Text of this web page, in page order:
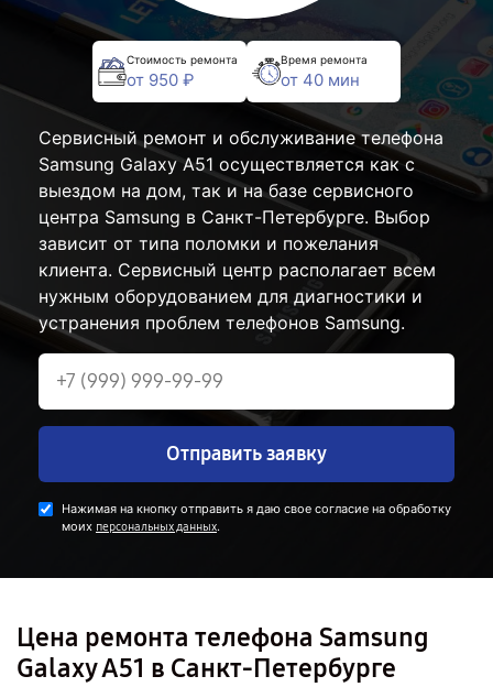
Стоимость ремонта
от 950 ₽
Время ремонта
от 40 мин
Сервисный ремонт и обслуживание телефона
Samsung Galaxy A51 осуществляется как с
выездом на дом, так и на базе сервисного
центра Samsung в Санкт-Петербурге. Выбор
зависит от типа поломки и пожелания
клиента. Сервисный центр располагает всем
нужным оборудованием для диагностики и
устранения проблем телефонов Samsung.
Отправить заявку
Нажимая на кнопку отправить я даю свое согласие на обработку
моих персональных данных.
Цена ремонта телефона Samsung
Galaxy A51 в Санкт-Петербурге